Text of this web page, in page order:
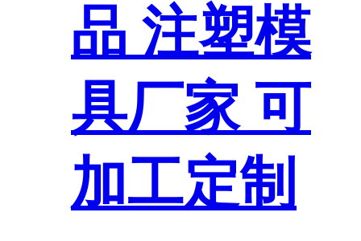
品 注塑模
具厂家 可
加工定制